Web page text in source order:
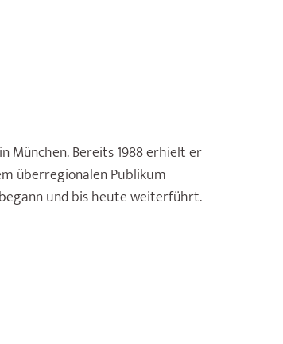
München. Bereits 1988 erhielt er
überregionalen Publikum
und bis heute weiterführt.